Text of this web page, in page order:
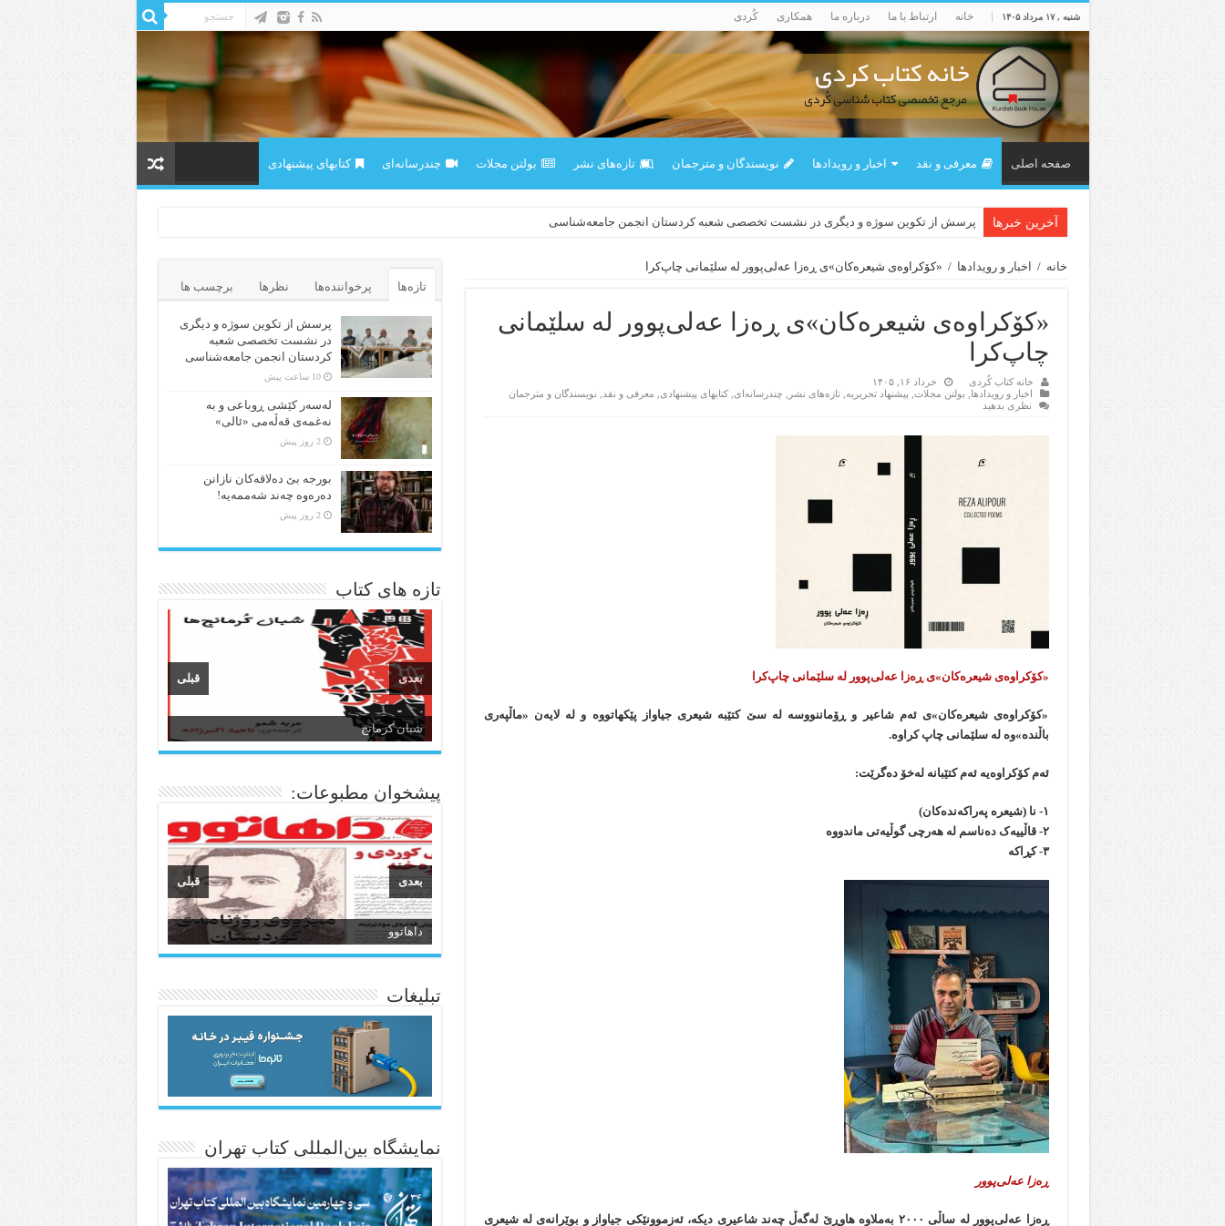
شنبه , ۱۷ مرداد ۱۴۰۵ خانه ارتباط با ما درباره ما همکاری کُردی
صفحه اصلی معرفی و نقد اخبار و رویدادها نویسندگان و مترجمان تازەهای نشر بولتن مجلات چندرسانه‌ای کتابهای پیشنهادی
آخرین خبرها پرسش از تکوین سوژه و دیگری در نشست تخصصی شعبه کردستان انجمن جامعه‌شناسی
خانه / اخبار و رویدادها / «کۆکراوه‌ی شیعره‌کان»ی ڕەزا عه‌لی‌پوور له سلێمانی چاپ‌کرا
«کۆکراوه‌ی شیعره‌کان»ی ڕەزا عه‌لی‌پوور له سلێمانی
چاپ‌کرا
خانه کتاب کُردی
خرداد ۱۶, ۱۴۰۵
اخبار و رویدادها
بولتن مجلات پیشنهاد تحریریه ,تازەهای نشر چندرسانه‌ای ,کتابهای پیشنهادی معرفی و نقد
نویسندگان و مترجمان
نظری بدهید
«کۆکراوه‌ی شیعره‌کان»ی ڕەزا عه‌لی‌پوور له سلێمانی چاپ‌کرا
«کۆکراوه‌ی شیعره‌کان»ی ئەم شاعیر و ڕۆماننووسه له سێ کتێبه شیعری جیاواز پێکهاتووه و ‌لە لایه‌ن «ماڵپه‌ری
باڵنده»وە له سلێمانی چاپ کراوه.
ئەم کۆکراوەیە ئەم کتێبانە لەخۆ دەگرێت:
۱- نا (شیعره په‌راکه‌نده‌کان)
۲- قاڵییەک ده‌ناسم له هه‌رچی گوڵیەتی ماندووه
۳- کڕاکە
ڕەزا عه‌لی‌پوور
ڕەزا عه‌لی‌پوور له ساڵی ۲۰۰۰ به‌ملاوه هاوڕێ لەگەڵ چه‌ند شاعیری دیکه‌، ئەزموونێکی جیاواز و بوێرانه‌ی له شیعری
تازه‌ها پرخواننده‌ها نظرها برچسب ها
پرسش از تکوین سوژه و دیگری
در نشست تخصصی شعبه
کردستان انجمن جامعه‌شناسی
10 ساعت پیش
لەسەر کێشی ڕوباعی و به
نەغمەی قەڵەمی «ئالی»
2 روز پیش
بورجە بێ دەلاقەکان نازانن
دەرەوە چەند شەممەیە!
2 روز پیش
تازه های کتاب
زبان و ادبیات کردی
قبلی بعدی
پیشخوان مطبوعات:
سیروان
قبلی بعدی
تبلیغات
نمایشگاه بین‌المللی کتاب تهران